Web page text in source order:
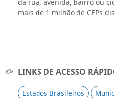
da rua, avenida, bairro ou
mais de 1 milhão de CEPs
LINKS DE ACESSO
Estados Brasileiros